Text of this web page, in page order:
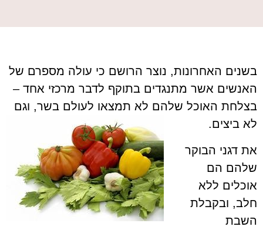
בשנים האחרונות, נוצר הרושם כי עולה מספרם של
האנשים אשר מתנגדים בתוקף לדבר מרכזי אחד –
בצלחת האוכל שלהם לא תמצאו לעולם בשר, וגם
לא ביצים.
את דגני הבוקר
שלהם הם
אוכלים ללא
חלב, ובקבלת
השבת